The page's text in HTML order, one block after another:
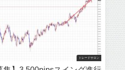
トレードサロン